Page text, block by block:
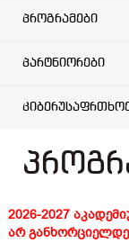
პროგრამები
პარტნიორები
2026-2027
არ